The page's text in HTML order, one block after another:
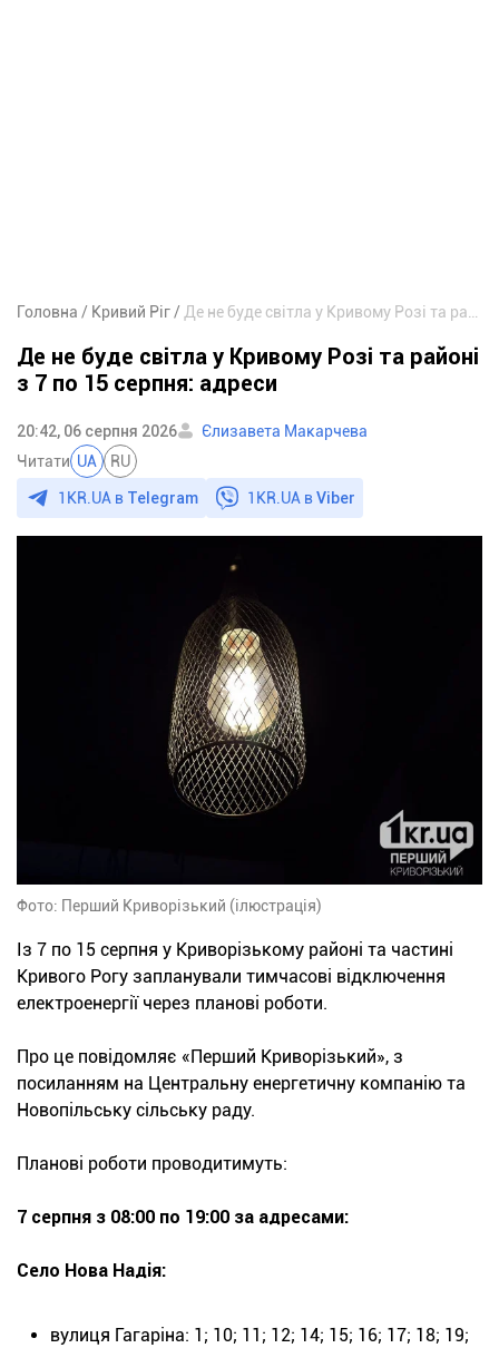
Головна Кривий Ріг
Де не буде світла у Кривому Розі та районі
з 7 по 15 серпня: адреси
20:42, 06 серпня 2026
Єлизавета Макарчева
Читати UA RU
1KR.UA в Telegram 1KR.UA вViber
Фото: Перший Криворізький (ілюстрація)
Із 7 по 15 серпня у Криворізькому районі та частині
Кривого Рогу запланували тимчасові відключення
електроенергії через планові роботи.
Про це повідомляє «Перший Криворізький», з
посиланням на Центральну енергетичну компанію та
Новопільську сільську раду.
Планові роботи проводитимуть:
7 серпня з 08:00 по 19:00 за адресами:
Село Нова Надія:
вулиця Гагаріна: 1; 10; 11; 12; 14; 15; 16; 17; 18; 19;